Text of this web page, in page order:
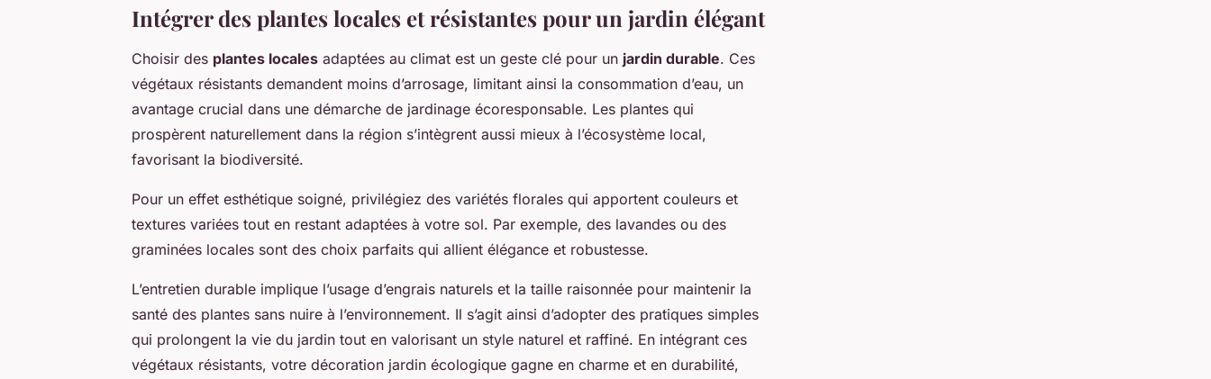
Intégrer des plantes locales et résistantes pour un jardin élégant
Choisir des plantes locales adaptées au climat est un geste clé pour un jardin durable. Ces
végétaux résistants demandent moins d’arrosage, limitant ainsi la consommation d’eau, un
avantage crucial dans une démarche de jardinage écoresponsable. Les plantes qui
prospèrent naturellement dans la région s’intègrent aussi mieux à l’écosystème local,
favorisant la biodiversité.
Pour un effet esthétique soigné, privilégiez des variétés florales qui apportent couleurs et
textures variées tout en restant adaptées à votre sol. Par exemple, des lavandes ou des
graminées locales sont des choix parfaits qui allient élégance et robustesse.
L’entretien durable implique l’usage d’engrais naturels et la taille raisonnée pour maintenir la
santé des plantes sans nuire à l’environnement. Il s’agit ainsi d’adopter des pratiques simples
qui prolongent la vie du jardin tout en valorisant un style naturel et raffiné. En intégrant ces
végétaux résistants, votre décoration jardin écologique gagne en charme et en durabilité,